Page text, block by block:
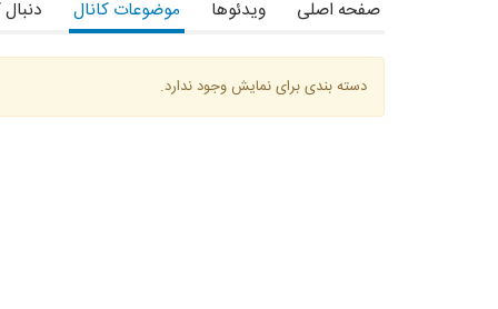
صفحه اصلی ویدئوها موضوعات کانال
دسته بندی برای نمایش وجود ندارد.